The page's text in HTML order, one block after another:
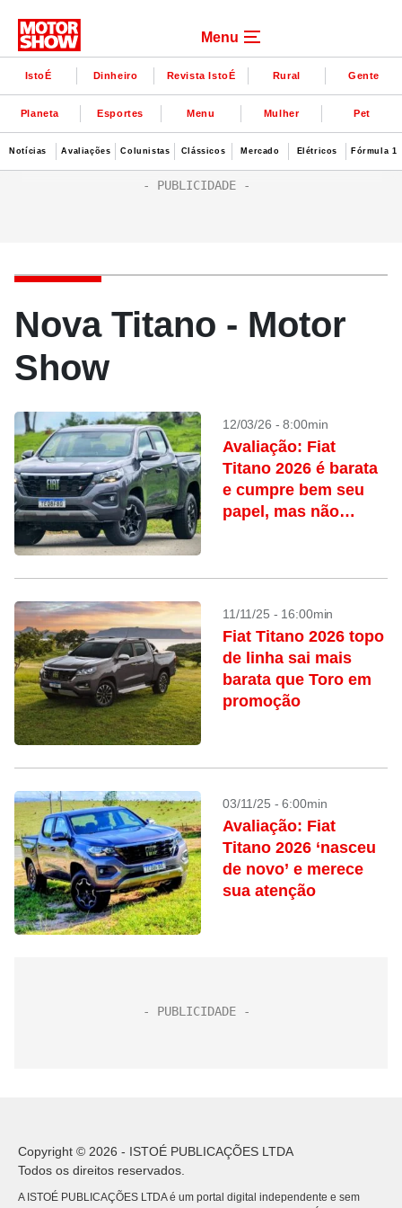
Menu
IstoÉ Dinheiro Revista IstoÉ Rural Gente
Planeta Esportes Menu Mulher Pet
Notícias Avaliações Colunistas Clássicos Mercado Elétricos Fórmula 1
Nova Titano - Motor
Show
12/03/26 - 8:00min
Avaliação: Fiat
Titano 2026 é barata
e cumpre bem seu
papel, mas não
11/11/25 - 16:00min
Fiat Titano 2026 topo
de linha sai mais
barata que Toro em
promoção
03/11/25 - 6:00min
Avaliação: Fiat
Titano 2026 ‘nasceu
de novo’ e merece
sua atenção
Copyright © 2026 - ISTOÉ PUBLICAÇÕES LTDA
Todos os direitos reservados.
A ISTOÉ PUBLICAÇÕES LTDA é um portal digital independente e sem